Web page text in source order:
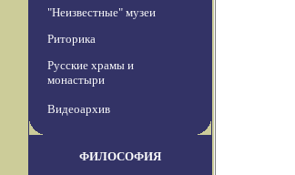
"Неизвестные" музеи
Риторика
Русские храмы и
монастыри
Видеоархив
ФИЛОСОФИЯ